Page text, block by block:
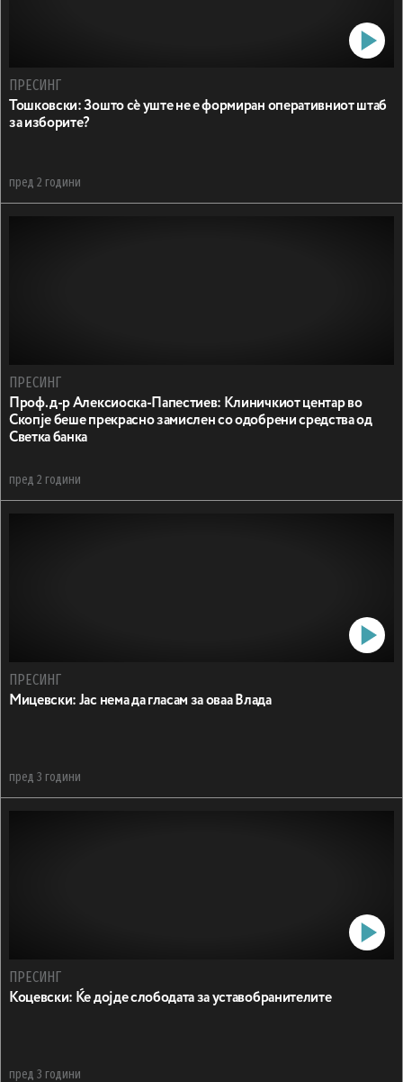
ПРЕСИНГ
Тошковски: Зошто сѐ уште не е формиран оперативниот штаб
за изборите?
пред 2 години
ПРЕСИНГ
Проф. д-р Алексиоска-Папестиев: Клиничкиот центар во
Скопје беше прекрасно замислен со одобрени средства од
Светка банка
пред 2 години
ПРЕСИНГ
Мицевски: Јас нема да гласам за оваа Влада
пред 3 години
ПРЕСИНГ
Коцевски: Ќе дојде слободата за уставобранителите
пред 3 години